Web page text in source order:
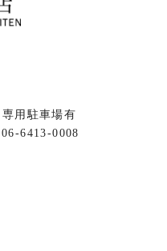
用駐車場有
6413-0008